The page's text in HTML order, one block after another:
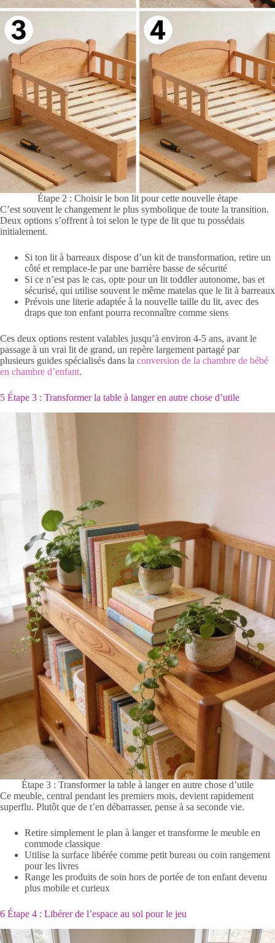
Étape 2 : Choisir le bon lit pour cette nouvelle étape
C’est souvent le changement le plus symbolique de toute la transition.
Deux options s’offrent à toi selon le type de lit que tu possédais
initialement.
Si ton lit à barreaux dispose d’un kit de transformation, retire un
côté et remplace-le par une barrière basse de sécurité
Si ce n’est pas le cas, opte pour un lit toddler autonome, bas et
sécurisé, qui utilise souvent le même matelas que le lit à barreaux
Prévois une literie adaptée à la nouvelle taille du lit, avec des
draps que ton enfant pourra reconnaître comme siens
Ces deux options restent valables jusqu’à environ 4-5 ans, avant le
passage à un vrai lit de grand, un repère largement partagé par
plusieurs guides spécialisés dans la conversion de la chambre de bébé
en chambre d’enfant.
5 Étape 3 : Transformer la table à langer en autre chose d’utile
Étape 3 : Transformer la table à langer en autre chose d’utile
Ce meuble, central pendant les premiers mois, devient rapidement
superflu. Plutôt que de t’en débarrasser, pense à sa seconde vie.
Retire simplement le plan à langer et transforme le meuble en
commode classique
Utilise la surface libérée comme petit bureau ou coin rangement
pour les livres
Range les produits de soin hors de portée de ton enfant devenu
plus mobile et curieux
6 Étape 4 : Libérer de l’espace au sol pour le jeu